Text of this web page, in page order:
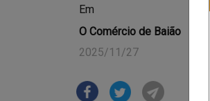
Em
O Comércio de Baião
2025/11/27